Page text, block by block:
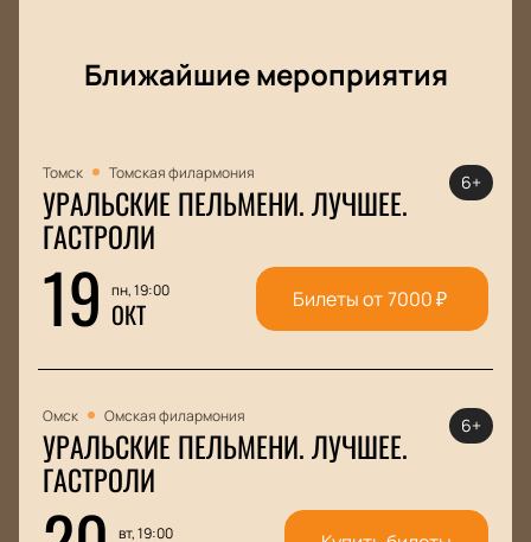
Ближайшие мероприятия
Томск Томская филармония
УРАЛЬСКИЕ ПЕЛЬМЕНИ. ЛУЧШЕЕ.
ГАСТРОЛИ
19 пн, 19:00
ОКТ
6+
Билеты от7000₽
Омск Омская филармония
УРАЛЬСКИЕ ПЕЛЬМЕНИ. ЛУЧШЕЕ.
ГАСТРОЛИ
вт, 19:00
6+